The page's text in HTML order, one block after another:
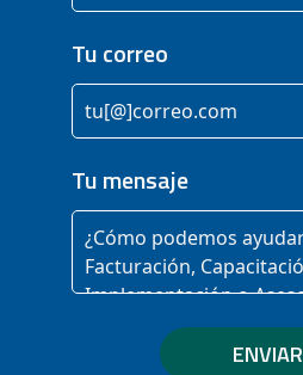
Tu correo
Tu mensaje
ENVIAR